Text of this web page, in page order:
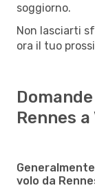
soggiorno.
Non lasciarti
ora il tuo
Rennes
volo da